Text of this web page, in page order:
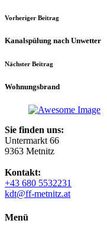
Vorheriger Beitrag
Kanalspülung nach Unwetter
Nächster Beitrag
Wohnungsbrand
Sie finden uns:
Untermarkt 66
9363 Metnitz
Kontakt:
+43 680 5532231
kdt@ff-metnitz.at
Menü